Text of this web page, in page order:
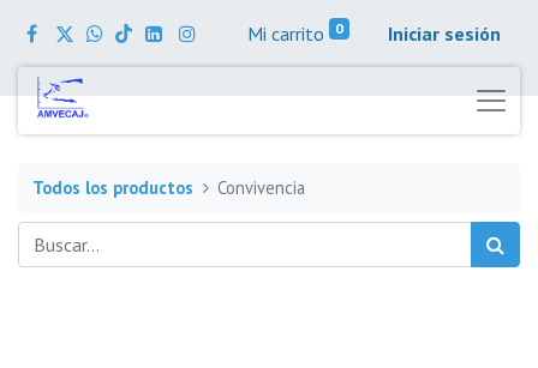
Mi carrito 0 Iniciar sesión
Todos los productos Convivencia